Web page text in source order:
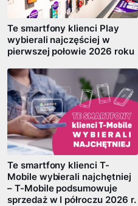
Te smartfony klienci Play
wybierali najczęściej w
pierwszej połowie 2026 roku
Te smartfony klienci T-
Mobile wybierali najchętniej
– T-Mobile podsumowuje
sprzedaż w I półroczu 2026 r.